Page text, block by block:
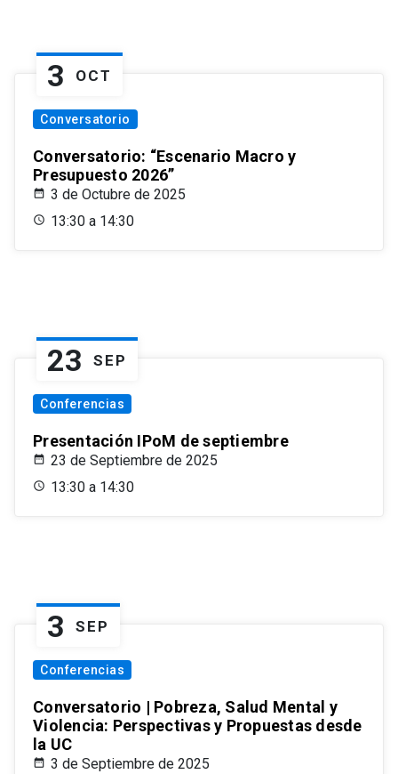
3 OCT
Conversatorio
Conversatorio: “Escenario Macro y
Presupuesto 2026”
3 de Octubre de 2025
13:30 a 14:30
23 SEP
Conferencias
Presentación IPoM de septiembre
23 de Septiembre de 2025
13:30 a 14:30
3 SEP
Conferencias
Conversatorio | Pobreza, Salud Mental y
Violencia: Perspectivas y Propuestas desde
la UC
3 de Septiembre de 2025